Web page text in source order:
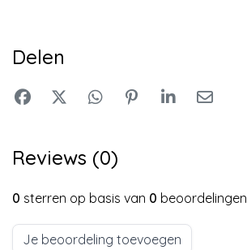
Delen
Reviews (0)
0 sterren op basis van 0 beoordelingen
Je beoordeling toevoegen